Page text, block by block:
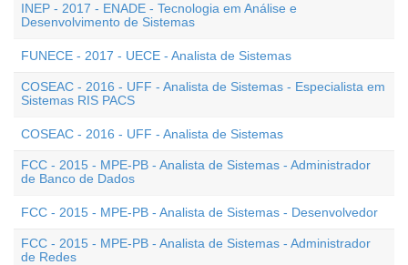
INEP - 2017 - ENADE - Tecnologia em Análise e
Desenvolvimento de Sistemas
FUNECE - 2017 - UECE - Analista de Sistemas
COSEAC - 2016 - UFF - Analista de Sistemas - Especialista em
Sistemas RIS PACS
COSEAC - 2016 - UFF - Analista de Sistemas
FCC - 2015 - MPE-PB - Analista de Sistemas - Administrador
de Banco de Dados
FCC - 2015 - MPE-PB - Analista de Sistemas - Desenvolvedor
FCC - 2015 - MPE-PB - Analista de Sistemas - Administrador
de Redes